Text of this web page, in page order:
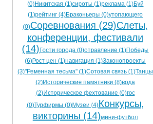
(0)Никитская (1)сироты (1)реклама (1)Буй
(1)рейтинг (4)Браконьеры (0)утопающего
(0)Соревнования (29)Слеты,
конференции, фестивали
(14) Гости города (0)отравление (1)Победы
(6)Рост цен (1)навигация (1)Законопроекты
(3)"Ременная тесьма" (1)Сотовая связь (1)Танцы
(2)Исторические памятники (8)вода
(2)Историческое фехтование (0)гос
(0)Турфирмы (0)Музеи (4)Конкурсы,
викторины (14)мини-футбол